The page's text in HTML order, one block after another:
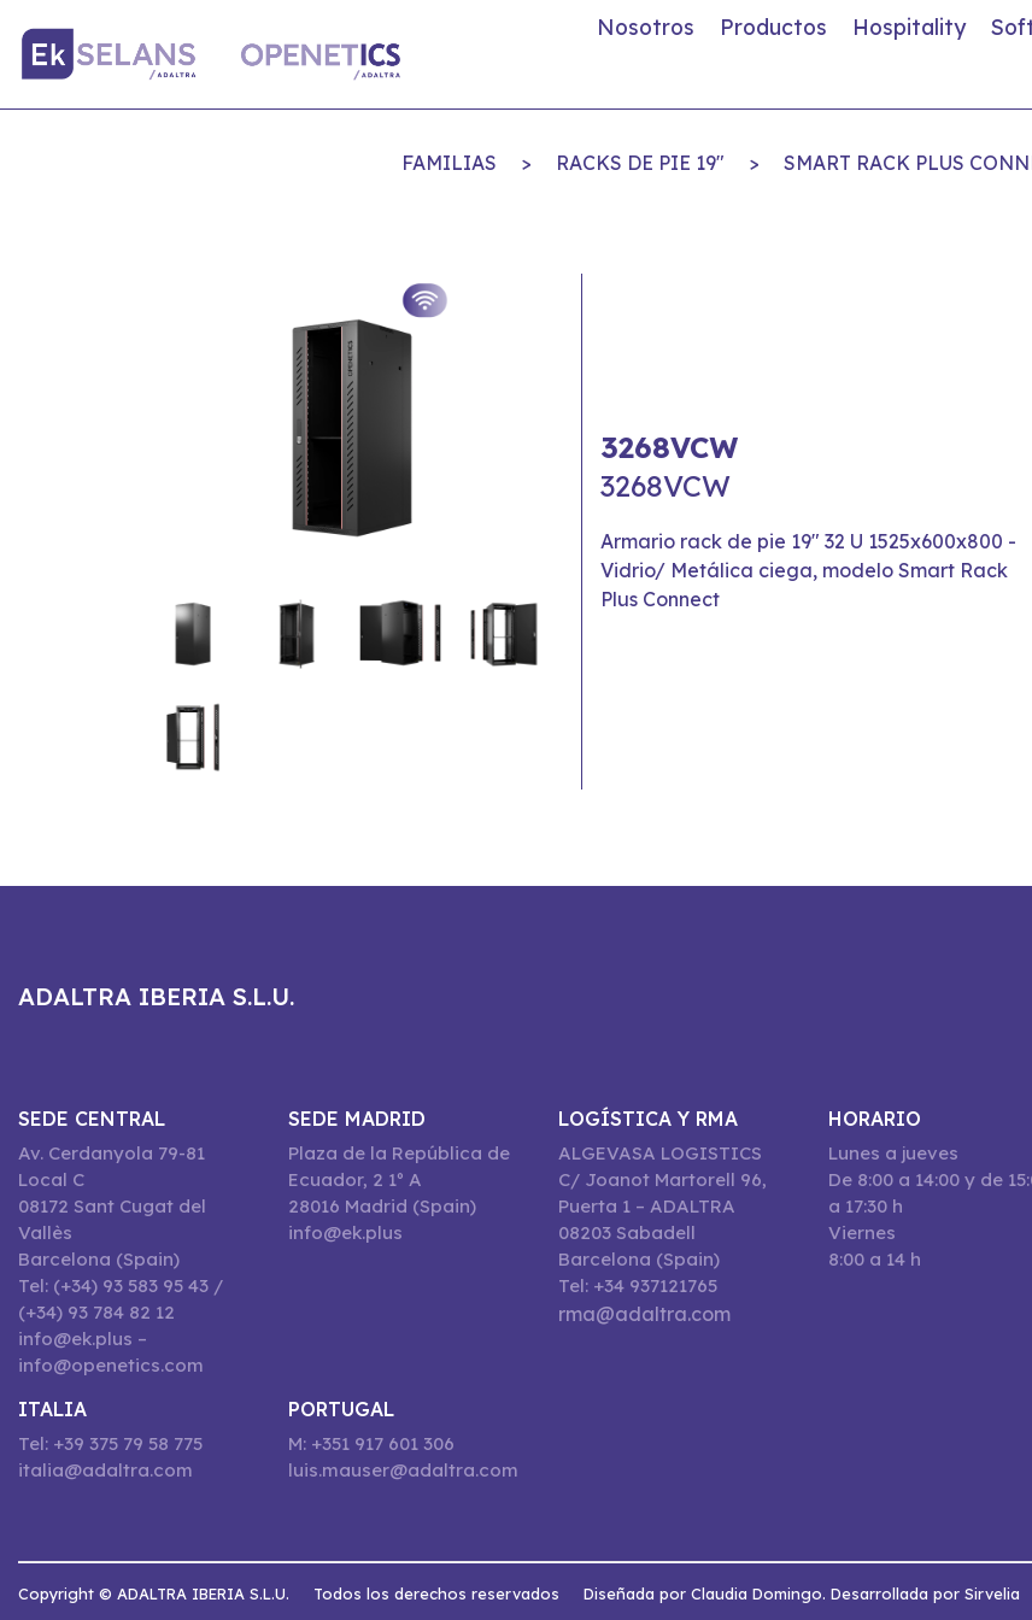
Nosotros Productos Hospitality
FAMILIAS > RACKS DE PIE 19" > SMART RACK PLUS
3268VCW
3268VCW
Armario rack de pie 19" 32 U 1525x600x800 -
Vidrio/ Metálica ciega, modelo Smart Rack
Plus Connect
ADALTRA IBERIA S.L.U.
SEDE CENTRAL
Av. Cerdanyola 79-81
Local C
08172 Sant Cugat del
Vallès
Barcelona (Spain)
Tel: (+34) 93 583 95 43 /
(+34) 93 784 82 12
info@ek.plus –
info@openetics.com
SEDE MADRID
Plaza de la República de
Ecuador, 2 1º A
28016 Madrid (Spain)
info@ek.plus
LOGÍSTICA Y RMA
ALGEVASA LOGISTICS
C/ Joanot Martorell 96,
Puerta 1 – ADALTRA
08203 Sabadell
Barcelona (Spain)
Tel: +34 937121765
rma@adaltra.com
HORARIO
Lunes a jueves
De 8:00 a 14:00 y de
a 17:30 h
Viernes
8:00 a 14 h
ITALIA
Tel: +39 375 79 58 775
italia@adaltra.com
PORTUGAL
M: +351 917 601 306
luis.mauser@adaltra.com
Copyright © ADALTRA IBERIA S.L.U. Todos los derechos reservados Diseñada por Claudia Domingo. Desarrollada por Sirvelia